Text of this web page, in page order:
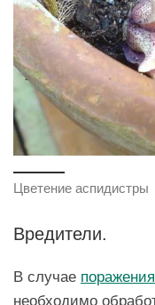
Цветение аспидистры
Вредители.
В случае
необходимо